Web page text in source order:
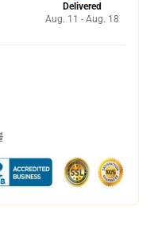
Delivered
Aug. 11 - Aug. 18